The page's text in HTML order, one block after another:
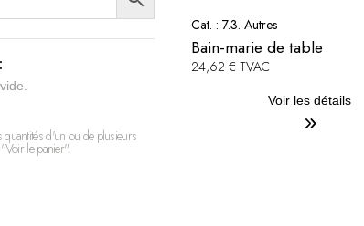
quantités d'un ou de plusieurs
le panier".
Cat. : 7.3. Autres
Bain-marie de table
24,62 € TVAC
Voir les détails